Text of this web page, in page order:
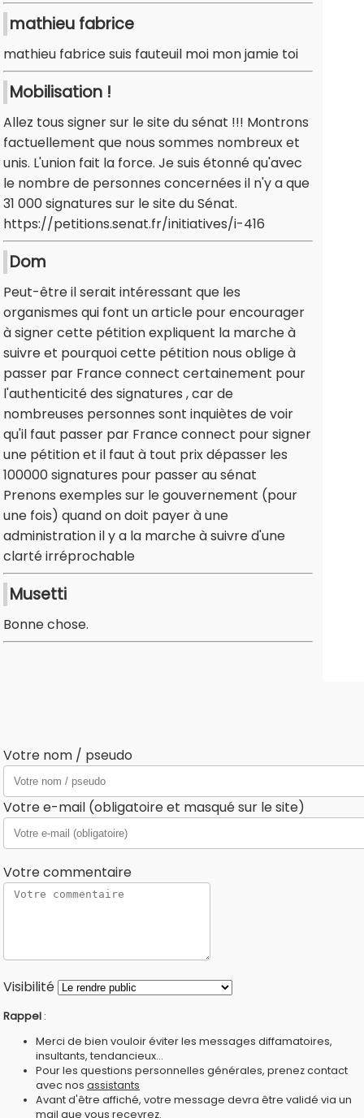
mathieu fabrice
mathieu fabrice suis fauteuil moi mon jamie toi
Mobilisation !
Allez tous signer sur le site du sénat !!! Montrons
factuellement que nous sommes nombreux et
unis. L'union fait la force. Je suis étonné qu'avec
le nombre de personnes concernées il n'y a que
31 000 signatures sur le site du Sénat.
https://petitions.senat.fr/initiatives/i-416
Dom
Peut-être il serait intéressant que les
organismes qui font un article pour encourager
à signer cette pétition expliquent la marche à
suivre et pourquoi cette pétition nous oblige à
passer par France connect certainement pour
l'authenticité des signatures , car de
nombreuses personnes sont inquiètes de voir
qu'il faut passer par France connect pour signer
une pétition et il faut à tout prix dépasser les
100000 signatures pour passer au sénat
Prenons exemples sur le gouvernement (pour
une fois) quand on doit payer à une
administration il y a la marche à suivre d'une
clarté irréprochable
Musetti
Bonne chose.
Votre nom / pseudo
Votre e-mail (obligatoire et masqué sur le site)
Votre commentaire
Visibilité
Rappel :
Merci de bien vouloir éviter les messages diffamatoires,
insultants, tendancieux...
Pour les questions personnelles générales, prenez contact
avec nos assistants
Avant d'être affiché, votre message devra être validé via un
mail que vous recevrez.